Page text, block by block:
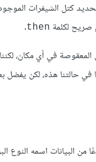
كتل الشيفرات
صريح لكلمة then
.
في أي مكان،
في حالتنا هذه، لكن
من البيانات اسمه النوع